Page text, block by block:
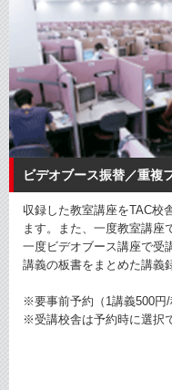
ビデオブース振替／重複
収録した教室講座をTAC校
ます。また、一度教室講座
一度ビデオブース講座で受
講義の板書をまとめた講義
※要事前予約（1講義500円/
※受講校舎は予約時に選択